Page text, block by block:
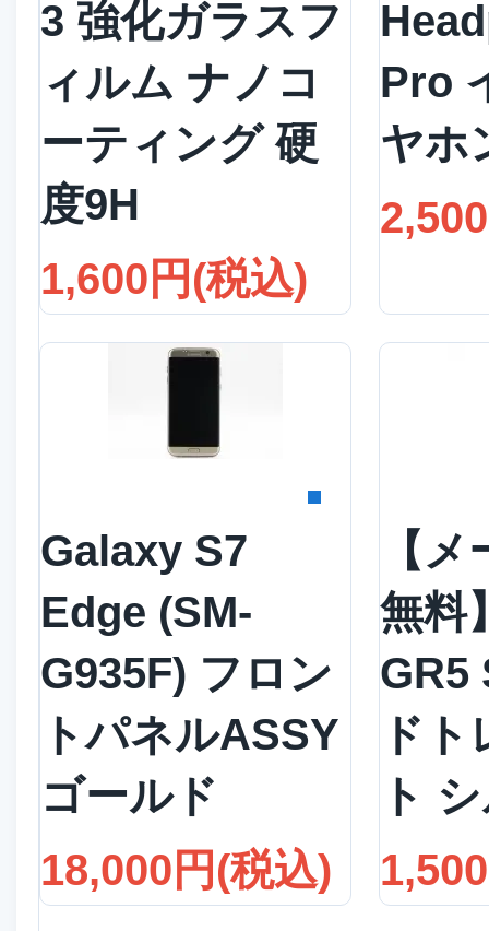
3 強化ガラスフ
ィルム ナノコ
ーティング 硬
度9H
1,600円(税込)
Pro
ヤホ
Galaxy S7
Edge (SM-
G935F) フロン
トパネルASSY
ゴールド
18,000円(税込)
【
無料
GR5
ド
ト